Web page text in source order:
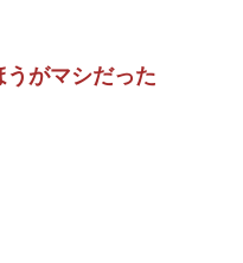
がマシだった